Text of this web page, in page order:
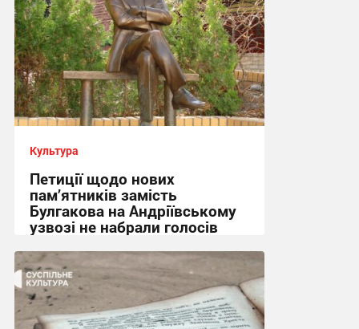
Культура
Петиції щодо нових
пам’ятників замість
Булгакова на Андріївському
узвозі не набрали голосів
12:03 сьогодні